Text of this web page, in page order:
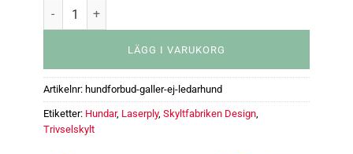
LÄGG I VARUKORG
Artikelnr: hundforbud-galler-ej-ledarhund
Etiketter: Hundar, Laserply, Skyltfabriken Design,
Trivselskylt